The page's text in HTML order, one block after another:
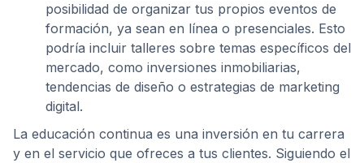
posibilidad de organizar tus propios eventos de
formación, ya sean en línea o presenciales. Esto
podría incluir talleres sobre temas específicos del
mercado, como inversiones inmobiliarias,
tendencias de diseño o estrategias de marketing
digital.
La educación continua es una inversión en tu carrera
y en el servicio que ofreces a tus clientes. Siguiendo el